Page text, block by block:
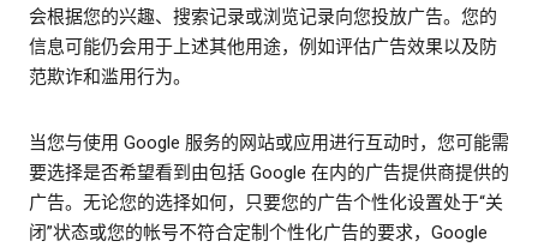
会根据您的兴趣、搜索记录或浏览记录向您投放广告。您的
信息可能仍会用于上述其他用途，例如评估广告效果以及防
范欺诈和滥用行为。
当您与使用 Google 服务的网站或应用进行互动时，您可能需
要选择是否希望看到由包括 Google 在内的广告提供商提供的
广告。无论您的选择如何，只要您的广告个性化设置处于“关
闭”状态或您的帐号不符合定制个性化广告的要求，Google